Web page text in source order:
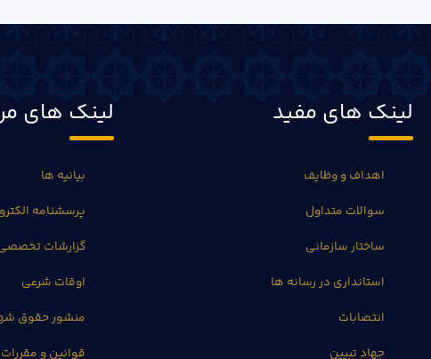
لینک های مفید
اهداف و وظایف
سوالات متداول
ساختار سازمانی
استانداری در رسانه ها
انتصابات
جهاد تبیین
لینک های
بیانیه ها
پرسشنامه
گزارشات
اوقات شرعی
منشور حقوق
قوانین و مقررات